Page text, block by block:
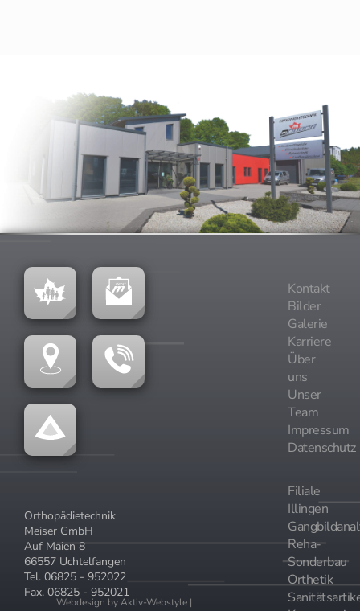
Orthopädietechnik
Meiser GmbH
Auf Maien 8
66557 Uchtelfangen
Tel. 06825 - 952022
Fax. 06825 - 952021
Filiale
Illingen
Reha-
Sonderbau
Orthetik
Kontakt
Bilder
Galerie
Karriere
Über
uns
Unser
Team
Impressum
Datenschutz
Webdesign by Aktiv-Webstyle |